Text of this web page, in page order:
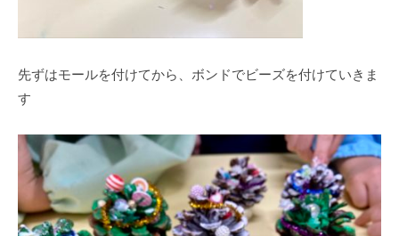
先ずはモールを付けてから、ボンドでビーズを付けていきま
す